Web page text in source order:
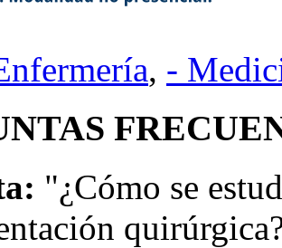
, -
"¿Cómo se